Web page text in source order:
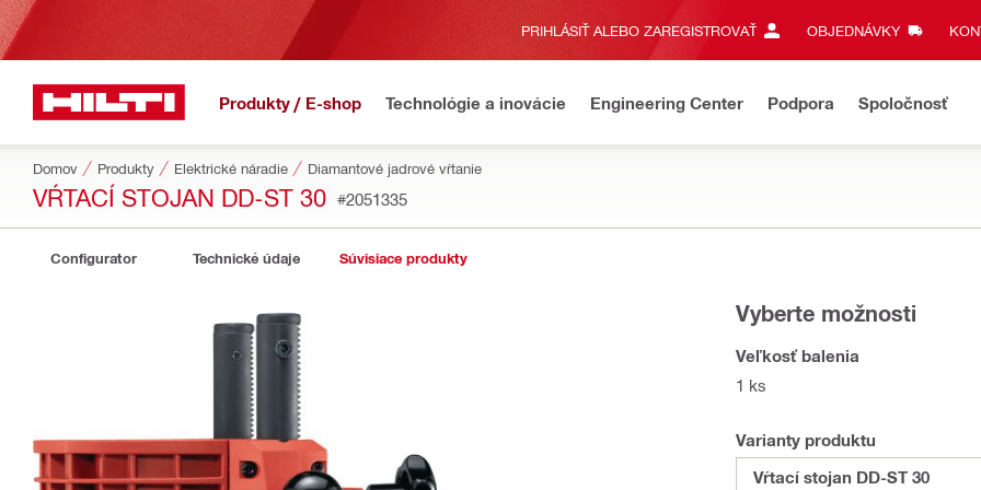
PRIHLÁSIŤ ALEBO ZAREGISTROVAŤ OBJEDNÁVKY
Produkty / E-shop Technológie a inovácie Engineering Center Podpora Spoločnosť
Domov Produkty Elektrické náradie Diamantové jadrové vŕtanie
VŔTACÍ STOJAN DD-ST 30 #2051335
Configurator Technické údaje Súvisiace produkty
Vyberte možnosti
Veľkosť balenia
1 ks
Varianty produktu
Vŕtací stojan DD-ST 30